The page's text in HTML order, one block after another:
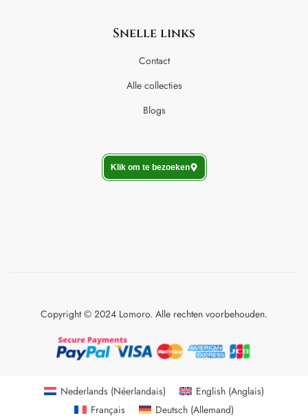
Snelle links
Contact
Alle collecties
Blogs
Klik om te bezoeken
Copyright © 2024 Lomoro. Alle rechten voorbehouden.
Nederlands (Néerlandais) English(Anglais)
Français
Deutsch(Allemand)